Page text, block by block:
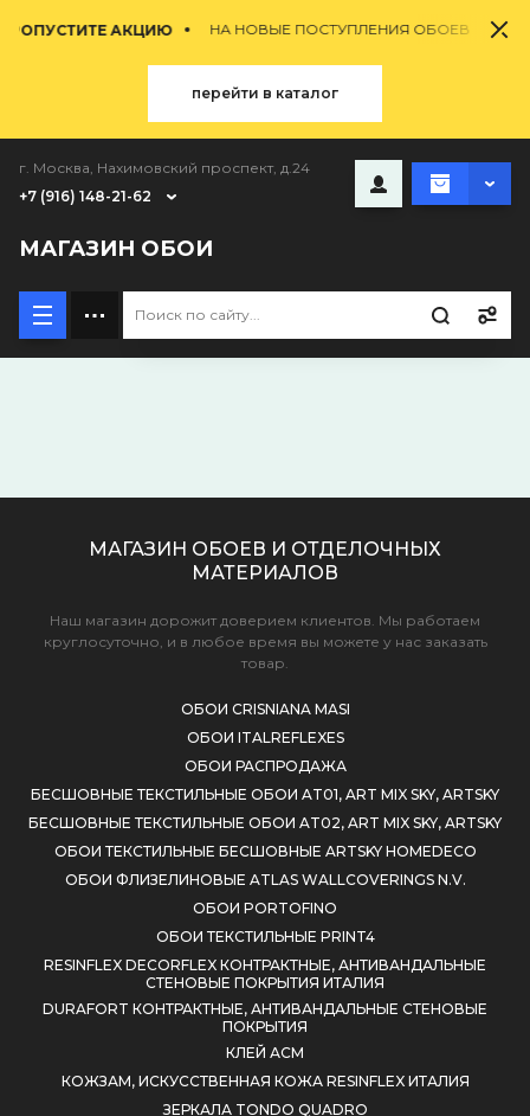
АКЦИЮ НА НОВЫЕ ПОСТУПЛЕНИЯ ОБОЕВ
перейти в каталог
г. Москва, Нахимовский проспект, д.24
+7 (916) 148-21-62
МАГАЗИН ОБОИ
МАГАЗИН ОБОЕВ И ОТДЕЛОЧНЫХ
МАТЕРИАЛОВ
Наш магазин дорожит доверием клиентов. Мы работаем
круглосуточно, и в любое время вы можете у нас заказать
товар.
ОБОИ CRISNIANA MASI
ОБОИ ITALREFLEXES
ОБОИ РАСПРОДАЖА
БЕСШОВНЫЕ ТЕКСТИЛЬНЫЕ ОБОИ AT01, ART MIX SKY, ARTSKY
БЕСШОВНЫЕ ТЕКСТИЛЬНЫЕ ОБОИ AT02, ART MIX SKY, ARTSKY
ОБОИ ТЕКСТИЛЬНЫЕ БЕСШОВНЫЕ ARTSKY HOMEDECO
ОБОИ ФЛИЗЕЛИНОВЫЕ ATLAS WALLCOVERINGS N.V.
ОБОИ PORTOFINO
ОБОИ ТЕКСТИЛЬНЫЕ PRINT4
RESINFLEX DECORFLEX КОНТРАКТНЫЕ, АНТИВАНДАЛЬНЫЕ
СТЕНОВЫЕ ПОКРЫТИЯ ИТАЛИЯ
DURAFORT КОНТРАКТНЫЕ, АНТИВАНДАЛЬНЫЕ СТЕНОВЫЕ
ПОКРЫТИЯ
КЛЕЙ АСМ
КОЖЗАМ, ИСКУССТВЕННАЯ КОЖА RESINFLEX ИТАЛИЯ
ЗЕРКАЛА TONDO QUADRO